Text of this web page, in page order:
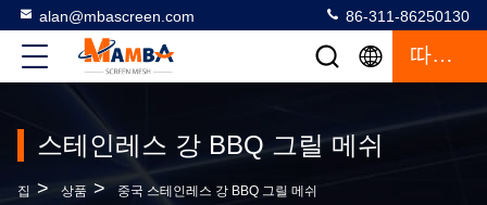
alan@mbascreen.com 86-311-86250130
따옴표
스테인레스 강 BBQ 그릴 메쉬
집 > 상품 > 중국 스테인레스 강 BBQ 그릴 메쉬